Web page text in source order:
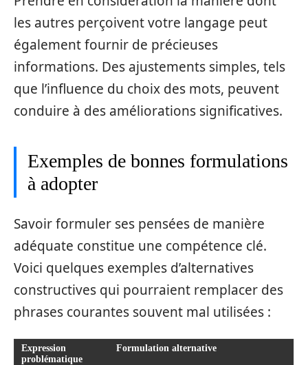
les autres perçoivent votre langage peut
également fournir de précieuses
informations. Des ajustements simples, tels
que l’influence du choix des mots, peuvent
conduire à des améliorations significatives.
Exemples de bonnes formulations
à adopter
Savoir formuler ses pensées de manière
adéquate constitue une compétence clé.
Voici quelques exemples d’alternatives
constructives qui pourraient remplacer des
phrases courantes souvent mal utilisées :
Expression
problématique
Formulation alternative